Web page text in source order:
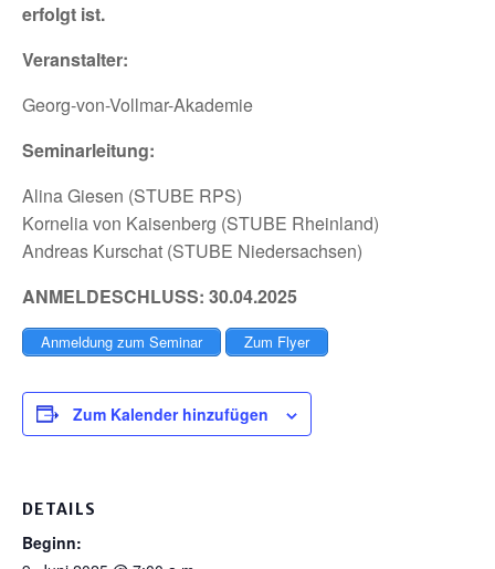
erfolgt ist.
Veranstalter:
Georg-von-Vollmar-Akademie
Seminarleitung:
Alina Giesen (STUBE RPS)
Kornelia von Kaisenberg (STUBE Rheinland)
Andreas Kurschat (STUBE Niedersachsen)
ANMELDESCHLUSS: 30.04.2025
Anmeldung zum Seminar Zum Flyer
Zum Kalender hinzufügen
DETAILS
Beginn: